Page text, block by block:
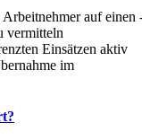
Arbeit­nehmer auf
vermitteln
Einsätzen aktiv
im